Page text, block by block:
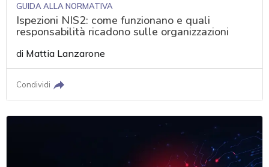
GUIDA ALLA NORMATIVA
Ispezioni NIS2: come funzionano e quali
responsabilità ricadono sulle organizzazioni
di Mattia Lanzarone
Condividi